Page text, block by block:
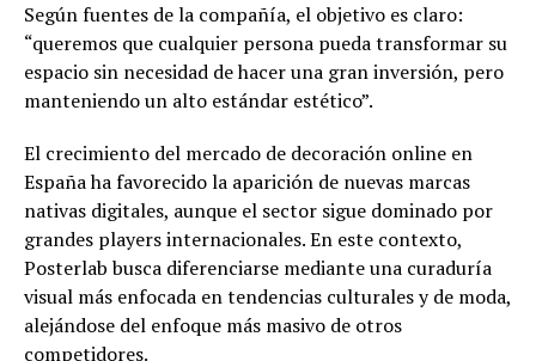
Según fuentes de la compañía, el objetivo es claro:
“queremos que cualquier persona pueda transformar su
espacio sin necesidad de hacer una gran inversión, pero
manteniendo un alto estándar estético”.
El crecimiento del mercado de decoración online en
España ha favorecido la aparición de nuevas marcas
nativas digitales, aunque el sector sigue dominado por
grandes players internacionales. En este contexto,
Posterlab busca diferenciarse mediante una curaduría
visual más enfocada en tendencias culturales y de moda,
alejándose del enfoque más masivo de otros
competidores.